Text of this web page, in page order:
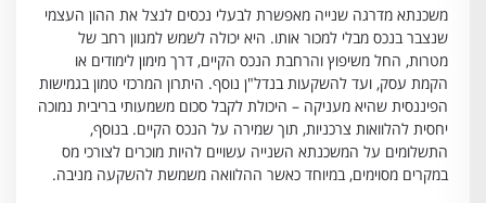
משכנתא מדרגה שנייה מאפשרת לבעלי נכסים לנצל את ההון העצמי
שנצבר בנכס מבלי למכור אותו. היא יכולה לשמש למגוון רחב של
מטרות, החל משיפוץ והרחבת הנכס הקיים, דרך מימון לימודים או
הקמת עסק, ועד להשקעות בנדל"ן נוסף. היתרון המרכזי טמון בגמישות
הפיננסית שהיא מעניקה – היכולת לקבל סכום משמעותי בריבית נמוכה
יחסית להלוואות צרכניות, תוך שמירה על הנכס הקיים. בנוסף,
התשלומים על המשכנתא השנייה עשויים להיות מוכרים לצורכי מס
במקרים מסוימים, במיוחד כאשר ההלוואה משמשת להשקעה מניבה.